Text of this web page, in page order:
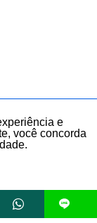
e
você concorda